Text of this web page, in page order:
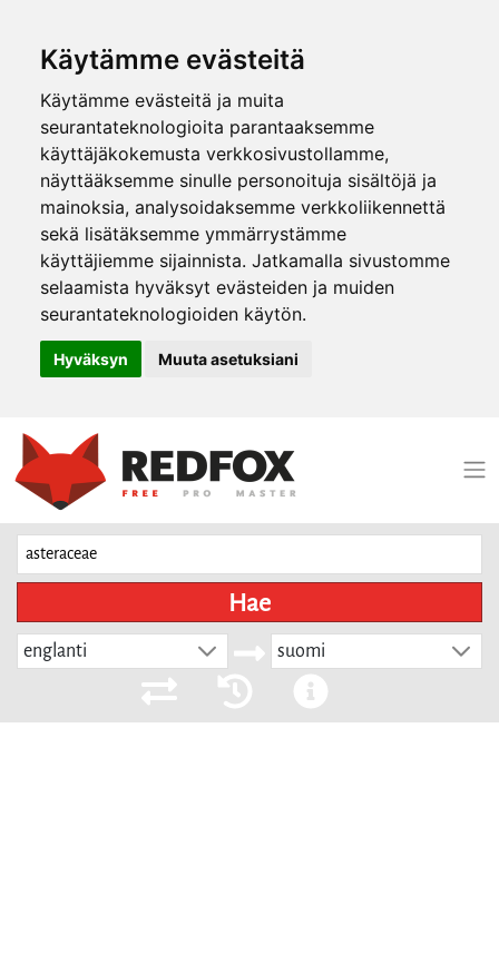
Käytämme evästeitä
Käytämme evästeitä ja muita
seurantateknologioita parantaaksemme
käyttäjäkokemusta verkkosivustollamme,
näyttääksemme sinulle personoituja sisältöjä ja
mainoksia, analysoidaksemme verkkoliikennettä
sekä lisätäksemme ymmärrystämme
käyttäjiemme sijainnista. Jatkamalla sivustomme
selaamista hyväksyt evästeiden ja muiden
seurantateknologioiden käytön.
Hyväksyn Muuta asetuksiani
Hae
englanti suomi